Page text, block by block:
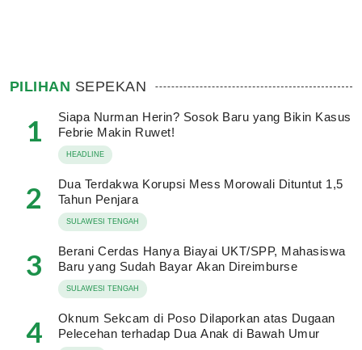
PILIHAN SEPEKAN
1
Siapa Nurman Herin? Sosok Baru yang Bikin Kasus
Febrie Makin Ruwet!
HEADLINE
2
Dua Terdakwa Korupsi Mess Morowali Dituntut 1,5
Tahun Penjara
SULAWESI TENGAH
3
Berani Cerdas Hanya Biayai UKT/SPP, Mahasiswa
Baru yang Sudah Bayar Akan Direimburse
SULAWESI TENGAH
4
Oknum Sekcam di Poso Dilaporkan atas Dugaan
Pelecehan terhadap Dua Anak di Bawah Umur